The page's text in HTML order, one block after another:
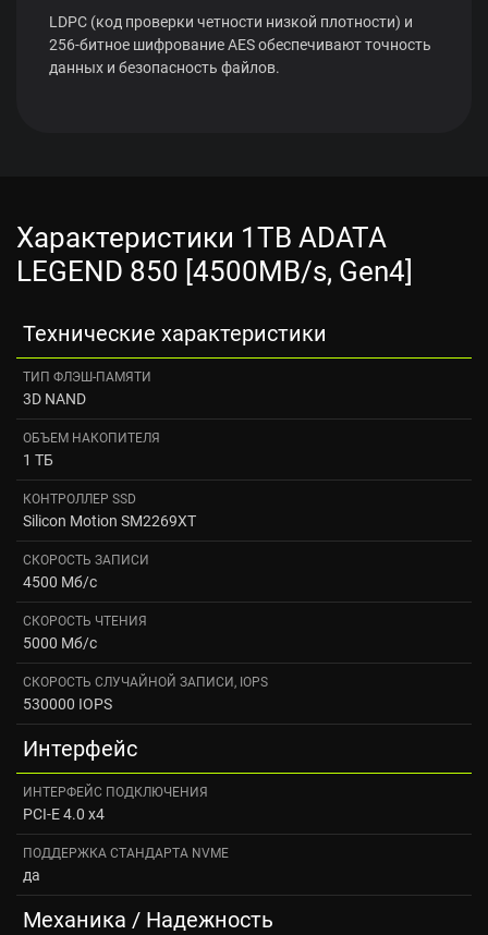
LDPC (код проверки четности низкой плотности) и
256-битное шифрование AES обеспечивают точность
данных и безопасность файлов.
Характеристики 1TB ADATA
LEGEND 850 [4500MB/s, Gen4]
Технические характеристики
ТИП ФЛЭШ-ПАМЯТИ
3D NAND
ОБЪЕМ НАКОПИТЕЛЯ
1 ТБ
КОНТРОЛЛЕР SSD
Silicon Motion SM2269XT
СКОРОСТЬ ЗАПИСИ
4500 Мб/с
СКОРОСТЬ ЧТЕНИЯ
5000 Мб/с
СКОРОСТЬ СЛУЧАЙНОЙ ЗАПИСИ, IOPS
530000 IOPS
Интерфейс
ИНТЕРФЕЙС ПОДКЛЮЧЕНИЯ
PCI-E 4.0 x4
ПОДДЕРЖКА СТАНДАРТА NVME
да
Механика / Надежность